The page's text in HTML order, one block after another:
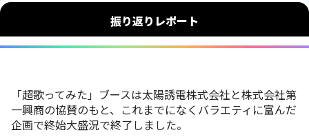
振り返りレポート
「超歌ってみた」ブースは太陽誘電株式会社と株式会社第
一興商の協賛のもと、これまでになくバラエティに富んだ
企画で終始大盛況で終了しました。